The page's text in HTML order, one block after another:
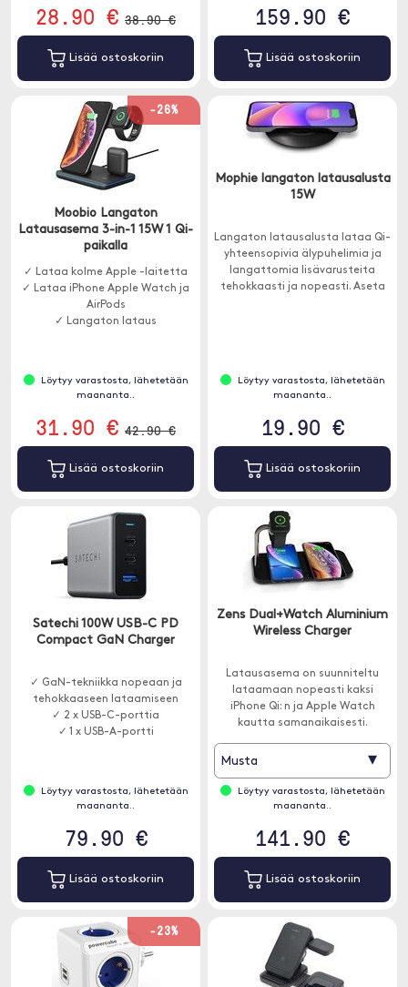
28.90 € 38.90 €
Lisää ostoskoriin
159.90 €
Lisää ostoskoriin
-26%
Moobio Langaton
Latausasema 3-in-1 15W 1 Qi-
paikalla
✓ Lataa kolme Apple -laitetta
✓ Lataa iPhone Apple Watch ja
AirPods
✓ Langaton lataus
Löytyy varastosta, lähetetään
maananta..
31.90 € 42.90 €
Lisää ostoskoriin
Mophie langaton latausalusta
15W
Langaton latausalusta lataa Qi-
yhteensopivia älypuhelimia ja
langattomia lisävarusteita
tehokkaasti ja nopeasti. Aseta
Löytyy varastosta, lähetetään
maananta..
19.90 €
Lisää ostoskoriin
Satechi 100W USB-C PD
Compact GaN Charger
✓ GaN-tekniikka nopeaan ja
tehokkaaseen lataamiseen
✓ 2 x USB-C-porttia
✓ 1 x USB-A-portti
Löytyy varastosta, lähetetään
maananta..
79.90 €
Lisää ostoskoriin
Zens Dual+Watch Aluminium
Wireless Charger
Latausasema on suunniteltu
lataamaan nopeasti kaksi
iPhone Qi: n ja Apple Watch
kautta samanaikaisesti.
Musta ▾
Löytyy varastosta, lähetetään
maananta..
141.90 €
Lisää ostoskoriin
-23%